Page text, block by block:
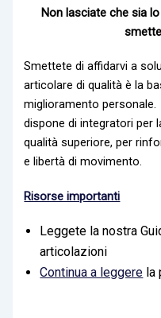
Non lasciate che sia
Smettete di affidarvi a
articolare di qualità è la
miglioramento personale.
dispone di integratori per
qualità superiore, per
e libertà di movimento.
Risorse importanti
Leggete la nostra
articolazioni
Continua a leggere